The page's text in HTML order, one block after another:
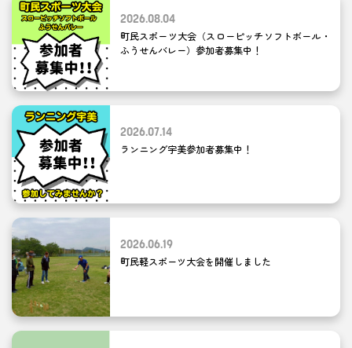
2026.08.04
町民スポーツ大会（スローピッチソフトボール・
ふうせんバレー）参加者募集中！
2026.07.14
ランニング宇美参加者募集中！
2026.06.19
町民軽スポーツ大会を開催しました